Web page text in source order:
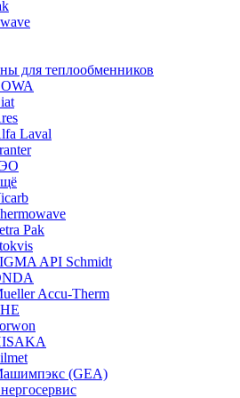
для теплообменников
Laval
Pak
API Schmidt
Accu-Therm
(GEA)